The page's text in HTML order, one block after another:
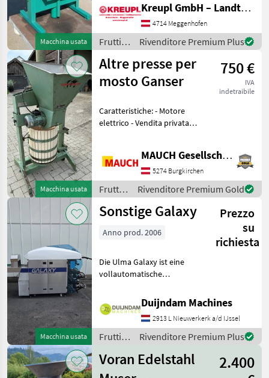
Macchina usata
angebauter Mühle! Mit
Presstücher und
Presseinlagen! Ölwechse
Kreupl GmbH – Landtechnik – Schlosserei – Anhänger
4714 Meggenhofen
Frutticoltura
/ Voran
Rivenditore Premium Plus
Macchina usata
Altre presse per
mosto Ganser
750 €
IVA
indetraibile
Caratteristiche: - Motore
elettrico - Vendita privata! -
potervi dedicare tutto il
tempo necessario, vi preg
MAUCH Gesellschaft m.b.H. & Co.KG
5274 Burgkirchen
Frutticoltura
/
Sonstige
Rivenditore Premium Gold
Macchina usata
Sonstige Galaxy
Prezzo
su
richiesta
Anno prod. 2006
Die Ulma Galaxy ist eine
vollautomatische
zum Verpacken von
Frischprodukten auf
Gemüse, Obst und Frisch
Duijndam Machines
2913 L Nieuwerkerk a/d IJssel
Frutticoltura
Sonstige
Rivenditore Premium Plus
Voran Edelstahl
2.400